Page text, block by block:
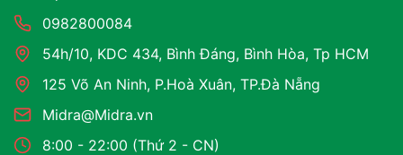
0982800084
54h/10, KDC 434, Bình Đáng, Bình Hòa, Tp HCM
125 Võ An Ninh, P.Hoà Xuân, TP.Đà Nẵng
Midra@Midra.vn
8:00 - 22:00 (Thứ 2 - CN)